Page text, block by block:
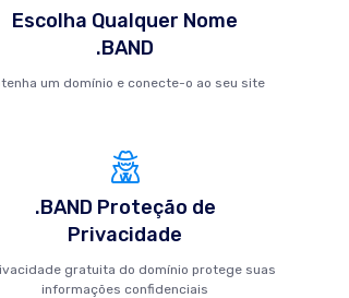
Escolha Qualquer Nome
.BAND
um domínio e conecte-o ao seu site
.BAND Proteção de
Privacidade
gratuita do domínio protege suas
informações confidenciais